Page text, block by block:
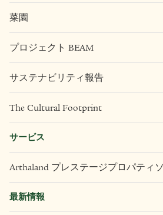
菜園
プロジェクト BEAM
サステナビリティ報告
The Cultural Footprint
サービス
Arthaland プレステージプロパティ
最新情報